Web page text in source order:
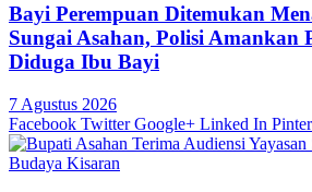
Bayi Perempuan Ditemukan
Sungai Asahan, Polisi Amankan
Diduga Ibu Bayi
7 Agustus 2026
Facebook Twitter Google+ Linked In